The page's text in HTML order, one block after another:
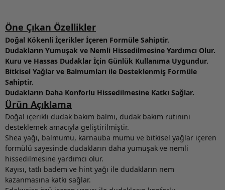
Öne Çıkan Özellikler
Doğal Kökenli İçerikler İçeren Formüle Sahiptir.
Dudakların Yumuşak ve Nemli Hissedilmesine Yardımcı Olur.
Kuru ve Hassas Dudaklar İçin Günlük Kullanıma Uygundur.
Bitkisel Yağlar ve Balmumları ile Desteklenmiş Formüle
Sahiptir.
Dudakların Daha Konforlu Hissedilmesine Katkı Sağlar.
Ürün Açıklama
Doğal içerikli dudak bakım balmı, dudak bakım rutinini
desteklemek amacıyla geliştirilmiştir.
Shea yağı, balmumu, karnauba mumu ve bitkisel yağlar içeren
formülü sayesinde dudakların daha yumuşak ve nemli
hissedilmesine yardımcı olur.
Kayısı, tatlı badem ve hint yağı ile dudakların nem
kazanmasına katkı sağlar.